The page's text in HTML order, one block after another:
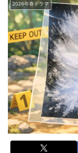
2026年春ドラマ